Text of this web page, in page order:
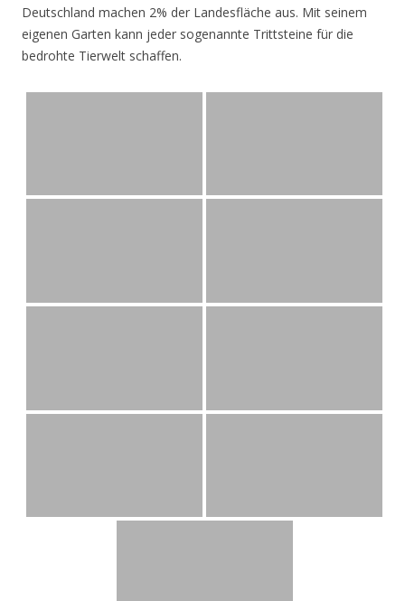
Deutschland machen 2% der Landesfläche aus. Mit seinem
eigenen Garten kann jeder sogenannte Trittsteine für die
bedrohte Tierwelt schaffen.